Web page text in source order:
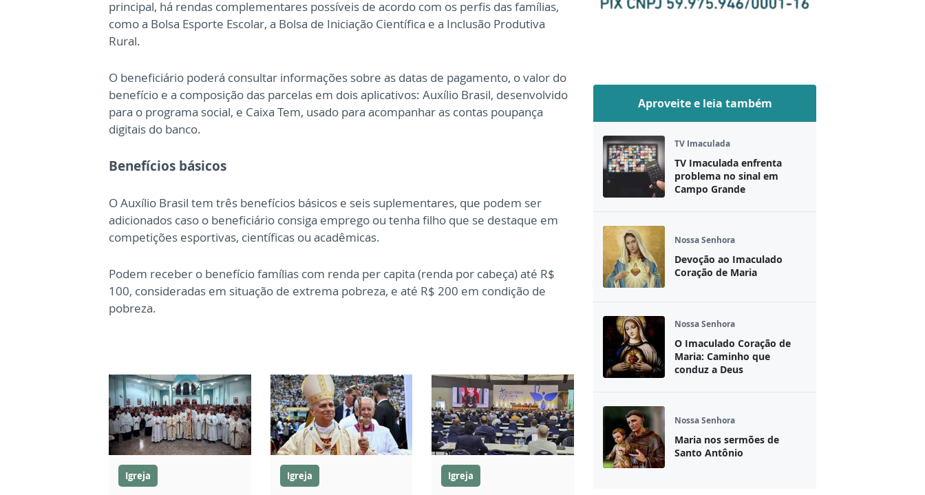
principal, há rendas complementares possíveis de acordo com os perfis das famílias,
como a Bolsa Esporte Escolar, a Bolsa de Iniciação Científica e a Inclusão Produtiva
Rural.
O beneficiário poderá consultar informações sobre as datas de pagamento, o valor do
benefício e a composição das parcelas em dois aplicativos: Auxílio Brasil, desenvolvido
para o programa social, e Caixa Tem, usado para acompanhar as contas poupança
digitais do banco.
Benefícios básicos
O Auxílio Brasil tem três benefícios básicos e seis suplementares, que podem ser
adicionados caso o beneficiário consiga emprego ou tenha filho que se destaque em
competições esportivas, científicas ou acadêmicas.
Podem receber o benefício famílias com renda per capita (renda por cabeça) até R$
100, consideradas em situação de extrema pobreza, e até R$ 200 em condição de
pobreza.
Igreja Igreja Igreja
Aproveite e leia também
TV Imaculada
TV Imaculada enfrenta
problema no sinal em
Campo Grande
Nossa Senhora
Devoção ao Imaculado
Coração de Maria
Nossa Senhora
O Imaculado Coração de
Maria: Caminho que
conduz a Deus
Nossa Senhora
Maria nos sermões de
Santo Antônio